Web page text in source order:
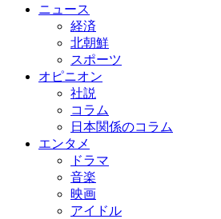
ニュース
経済
北朝鮮
スポーツ
オピニオン
社説
コラム
日本関係のコラム
エンタメ
ドラマ
音楽
映画
アイドル